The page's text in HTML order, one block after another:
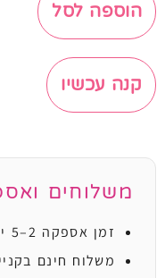
הוספה לסל
קנה עכשיו
משלוחים
זמן אספקה 2–5 ימי עסקים
משלוח חינם בקנייה